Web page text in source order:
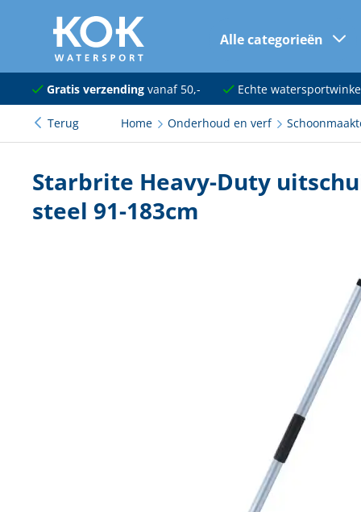
naar hoofdinhoud
Alle categorieën
Navigatie
Dekuitrusting
Onderhoud en verf
Gratis verzendingvanaf 50,- Echte
Terug Home Onderhoud en verf
Starbrite Heavy-Duty
steel 91-183cm